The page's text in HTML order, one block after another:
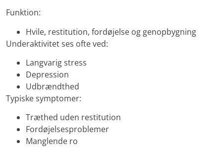
Funktion:
Hvile, restitution, fordøjelse og genopbygning
Underaktivitet ses ofte ved:
Langvarig stress
Depression
Udbrændthed
Typiske symptomer:
Træthed uden restitution
Fordøjelsesproblemer
Manglende ro